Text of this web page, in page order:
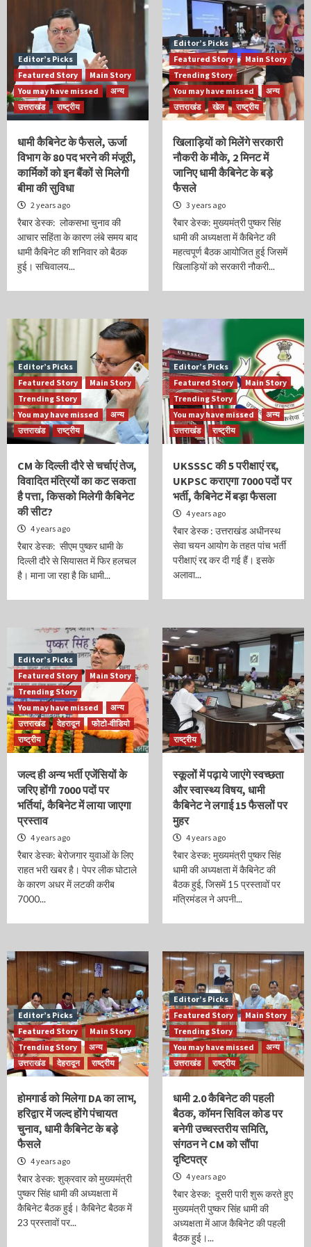
Editor’s Picks
Featured Story
Main Story
You may have missed
अन्य
उत्तराखंड
राष्ट्रीय
धामी कैबिनेट के फैसले, ऊर्जा
विभाग के 80 पद भरने की मंजूरी,
कार्मिकों को इन बैंकों से मिलेगी
बीमा की सुविधा
2 years ago
रैबार डेस्क: लोकसभा चुनाव की
आचार सहिंता के कारण लंबे समय बाद
धामी कैबिनेट की शनिवार को बैठक
हुई। सचिवालय...
Editor’s Picks
Featured Story
Main Story
Trending Story
You may have missed
अन्य
उत्तराखंड
खेल राष्ट्रीय
खिलाड़ियों को मिलेंगे सरकारी
नौकरी के मौके, 2 मिनट में
जानिए धामी कैबिनेट के बड़े
फैसले
3 years ago
रैबार डेस्क: मुख्यमंत्री पुष्कर सिंह
धामी की अध्यक्षता में कैबिनेट की
महत्वपूर्ण बैठक आयोजित हुई जिसमें
खिलाड़ियों को सरकारी नौकरी...
Editor’s Picks
Featured Story
Main Story
Trending Story
You may have missed
अन्य
उत्तराखंड
राष्ट्रीय
CM के दिल्ली दौरे से चर्चाएं तेज,
विवादित मंत्रियों का कट सकता
है पत्ता, किसको मिलेगी कैबिनेट
की सीट?
4 years ago
रैबार डेस्क: सीएम पुष्कर धामी के
दिल्ली दौरे से सियासत में फिर हलचल
है। माना जा रहा है कि धामी...
Editor’s Picks
Featured Story
Main Story
Trending Story
You may have missed
अन्य
उत्तराखंड
राष्ट्रीय
UKSSSC की 5 परीक्षाएं रद्द,
UKPSC कराएगा 7000 पदों पर
भर्ती, कैबिनेट में बड़ा फैसला
4 years ago
रैबार डेस्क : उत्तराखंड अधीनस्थ
सेवा चयन आयोग के तहत पांच भर्ती
परीक्षाएं रद्द कर दी गई हैं। इसके
अलावा...
Editor’s Picks
Featured Story
Main Story
Trending Story
You may have missed
अन्य
उत्तराखंड
देहरादून
फोटो-वीडियो
राष्ट्रीय
जल्द ही अन्य भर्ती एजेंसियों के
जरिए होंगी 7000 पदों पर
भर्तियां, कैबिनेट में लाया जाएगा
प्रस्ताव
4 years ago
रैबार डेस्क: बेरोजगार युवाओं के लिए
राहत भरी खबर है। पेपर लीक घोटाले
के कारण अधर में लटकी करीब
7000...
राष्ट्रीय
स्कूलों में पढ़ाये जाएंगे स्वच्छता
और स्वास्थ्य विषय, धामी
कैबिनेट ने लगाई 15 फैसलों पर
मुहर
4 years ago
रैबार डेस्क: मुख्यमंत्री पुष्कर सिंह
धामी की अध्यक्षता में कैबिनेट की
बैठक हुई, जिसमें 15 प्रस्तावों पर
मंत्रिमंडल ने अपनी...
Editor’s Picks
Featured Story
Main Story
Trending Story
अन्य
उत्तराखंड
देहरादून राष्ट्रीय
होमगार्ड को मिलेगा DA का लाभ,
हरिद्वार में जल्द होंगे पंचायत
चुनाव, धामी कैबिनेट के बड़े
फैसले
4 years ago
रैबार डेस्क: शुक्रवार को मुख्यमंत्री
पुष्कर सिंह धामी की अध्यक्षता में
कैबिनेट बैठक हुई। कैबिनेट बैठक में
23 प्रस्तावों पर...
Editor’s Picks
Featured Story
Main Story
Trending Story
You may have missed
अन्य
उत्तराखंड
राष्ट्रीय
धामी 2.0 कैबिनेट की पहली
बैठक, कॉमन सिविल कोड पर
बनेगी उच्चस्तरीय समिति,
संगठन ने CM को सौंपा
दृष्टिपत्र
4 years ago
रैबार डेस्क: दूसरी पारी शुरू करते हुए
मुख्यमंत्री पुष्कर सिंह धामी की
अध्यक्षता में आज कैबिनेट की पहली
बैठक हुई।...